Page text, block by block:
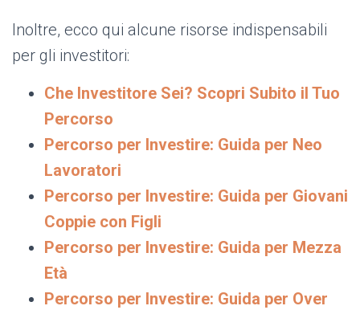
Inoltre, ecco qui alcune risorse indispensabili
per gli investitori:
Che Investitore Sei? Scopri Subito il Tuo
Percorso
Percorso per Investire: Guida per Neo
Lavoratori
Percorso per Investire: Guida per Giovani
Coppie con Figli
Percorso per Investire: Guida per Mezza
Età
Percorso per Investire: Guida per Over